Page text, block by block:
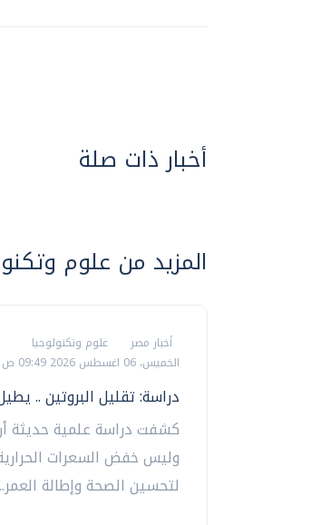
أخبار ذات صلة
المزيد من علوم
أخبار مصر
علوم وتكنولوجيا
الخميس، 06 اغسطس 2026 09:49 ص
دراسة: تقليل البروتين ..
كشفت دراسة علمية حديثة أن
وليس خفض السعرات
لتحسين الصحة وإطالة